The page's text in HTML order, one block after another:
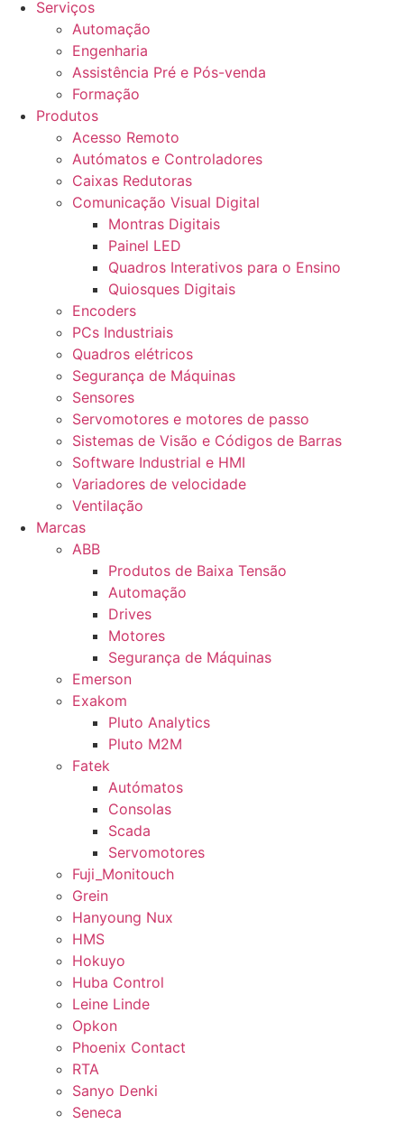
Serviços
Automação
Engenharia
Assistência Pré e Pós-venda
Formação
Produtos
Acesso Remoto
Autómatos e Controladores
Caixas Redutoras
Comunicação Visual Digital
Montras Digitais
Painel LED
Quadros Interativos para o Ensino
Quiosques Digitais
Encoders
PCs Industriais
Quadros elétricos
Segurança de Máquinas
Sensores
Servomotores e motores de passo
Sistemas de Visão e Códigos de Barras
Software Industrial e HMI
Variadores de velocidade
Ventilação
Marcas
ABB
Produtos de Baixa Tensão
Automação
Drives
Motores
Segurança de Máquinas
Emerson
Exakom
Pluto Analytics
Pluto M2M
Fatek
Autómatos
Consolas
Scada
Servomotores
Fuji_Monitouch
Grein
Hanyoung Nux
HMS
Hokuyo
Huba Control
Leine Linde
Opkon
Phoenix Contact
RTA
Sanyo Denki
Seneca